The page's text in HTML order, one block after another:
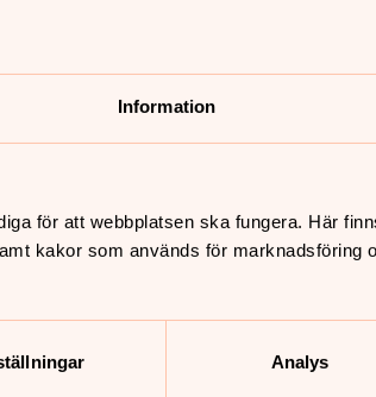
Information
för att webbplatsen ska fungera. Här
kakor som används för marknadsföring
Analys